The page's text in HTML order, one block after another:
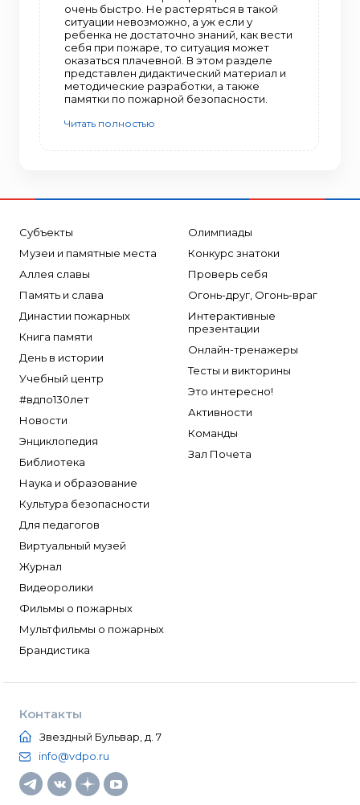
очень быстро. Не растеряться в такой
ситуации невозможно, а уж если у
ребенка не достаточно знаний, как вести
себя при пожаре, то ситуация может
оказаться плачевной. В этом разделе
представлен дидактический материал и
методические разработки, а также
памятки по пожарной безопасности.
Читать полностью
Субъекты
Музеи и памятные места
Аллея славы
Память и слава
Династии пожарных
Книга памяти
День в истории
Учебный центр
#вдпо130лет
Новости
Энциклопедия
Библиотека
Наука и образование
Культура безопасности
Для педагогов
Виртуальный музей
Журнал
Видеоролики
Фильмы о пожарных
Мультфильмы о пожарных
Брандистика
Олимпиады
Конкурс знатоки
Проверь себя
Огонь-друг, Огонь-враг
Интерактивные
презентации
Онлайн-тренажеры
Тесты и викторины
Это интересно!
Активности
Команды
Зал Почета
Контакты
Звездный Бульвар, д. 7
info@vdpo.ru